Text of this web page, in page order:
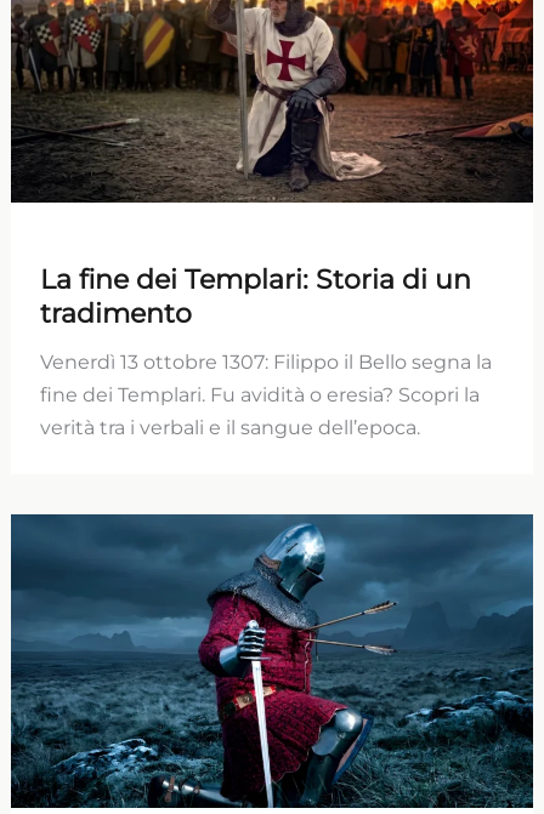
La fine dei Templari: Storia di un
tradimento
Venerdì 13 ottobre 1307: Filippo il Bello segna la
fine dei Templari. Fu avidità o eresia? Scopri la
verità tra i verbali e il sangue dell’epoca.